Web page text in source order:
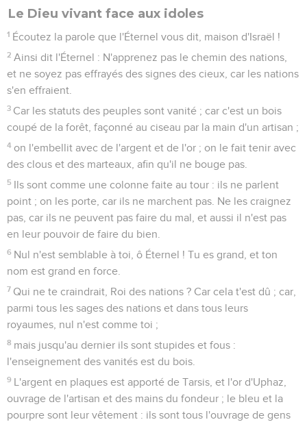
Le Dieu vivant face aux idoles
1 Écoutez la parole que l'Éternel vous dit, maison d'Israël !
2 Ainsi dit l'Éternel : N'apprenez pas le chemin des nations,
et ne soyez pas effrayés des signes des cieux, car les nations
s'en effraient.
3 Car les statuts des peuples sont vanité ; car c'est un bois
coupé de la forêt, façonné au ciseau par la main d'un artisan ;
4 on l'embellit avec de l'argent et de l'or ; on le fait tenir avec
des clous et des marteaux, afin qu'il ne bouge pas.
5 Ils sont comme une colonne faite au tour : ils ne parlent
point ; on les porte, car ils ne marchent pas. Ne les craignez
pas, car ils ne peuvent pas faire du mal, et aussi il n'est pas
en leur pouvoir de faire du bien.
6 Nul n'est semblable à toi, ô Éternel ! Tu es grand, et ton
nom est grand en force.
7 Qui ne te craindrait, Roi des nations ? Car cela t'est dû ; car,
parmi tous les sages des nations et dans tous leurs
royaumes, nul n'est comme toi ;
8 mais jusqu'au dernier ils sont stupides et fous :
l'enseignement des vanités est du bois.
9 L'argent en plaques est apporté de Tarsis, et l'or d'Uphaz,
ouvrage de l'artisan et des mains du fondeur ; le bleu et la
pourpre sont leur vêtement : ils sont tous l'ouvrage de gens